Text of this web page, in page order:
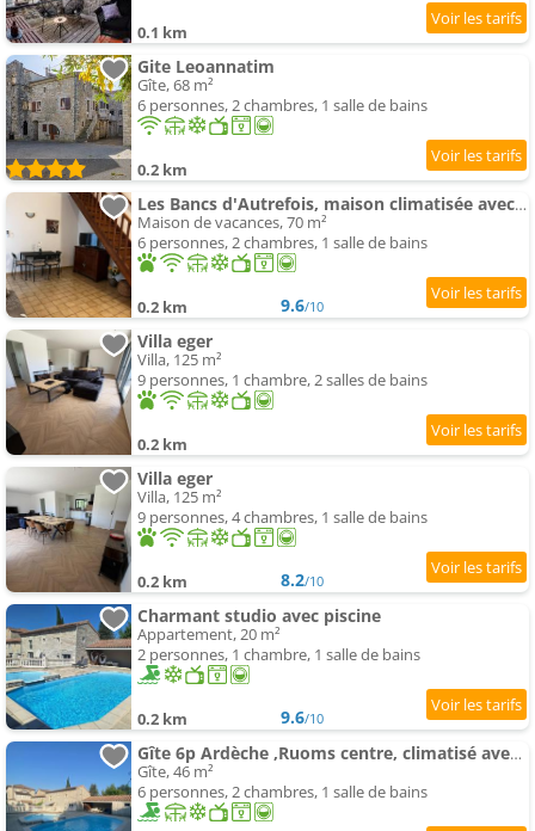
0.1 km
Gite Leoannatim
Gîte, 68 m²
6 personnes, 2 chambres, 1 salle de bains
0.2 km
Les Bancs d'Autrefois, maison climatisée avec WIFI au centre de Ruoms
Maison de vacances, 70 m²
6 personnes, 2 chambres, 1 salle de bains
0.2 km 9.6/10
Villa eger
Villa, 125 m²
9 personnes, 1 chambre, 2 salles de bains
0.2 km
Villa eger
Villa, 125 m²
9 personnes, 4 chambres, 1 salle de bains
0.2 km 8.2/10
Charmant studio avec piscine
Appartement, 20 m²
2 personnes, 1 chambre, 1 salle de bains
0.2 km 9.6/10
Gîte 6p Ardèche ,Ruoms centre, climatisé avec piscine
Gîte, 46 m²
6 personnes, 2 chambres, 1 salle de bains